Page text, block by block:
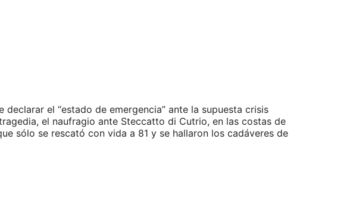
el “estado de emergencia” ante la supuesta crisis
el naufragio ante Steccatto di Cutrio, en las costas de
sólo se rescató con vida a 81 y se hallaron los cadáveres de